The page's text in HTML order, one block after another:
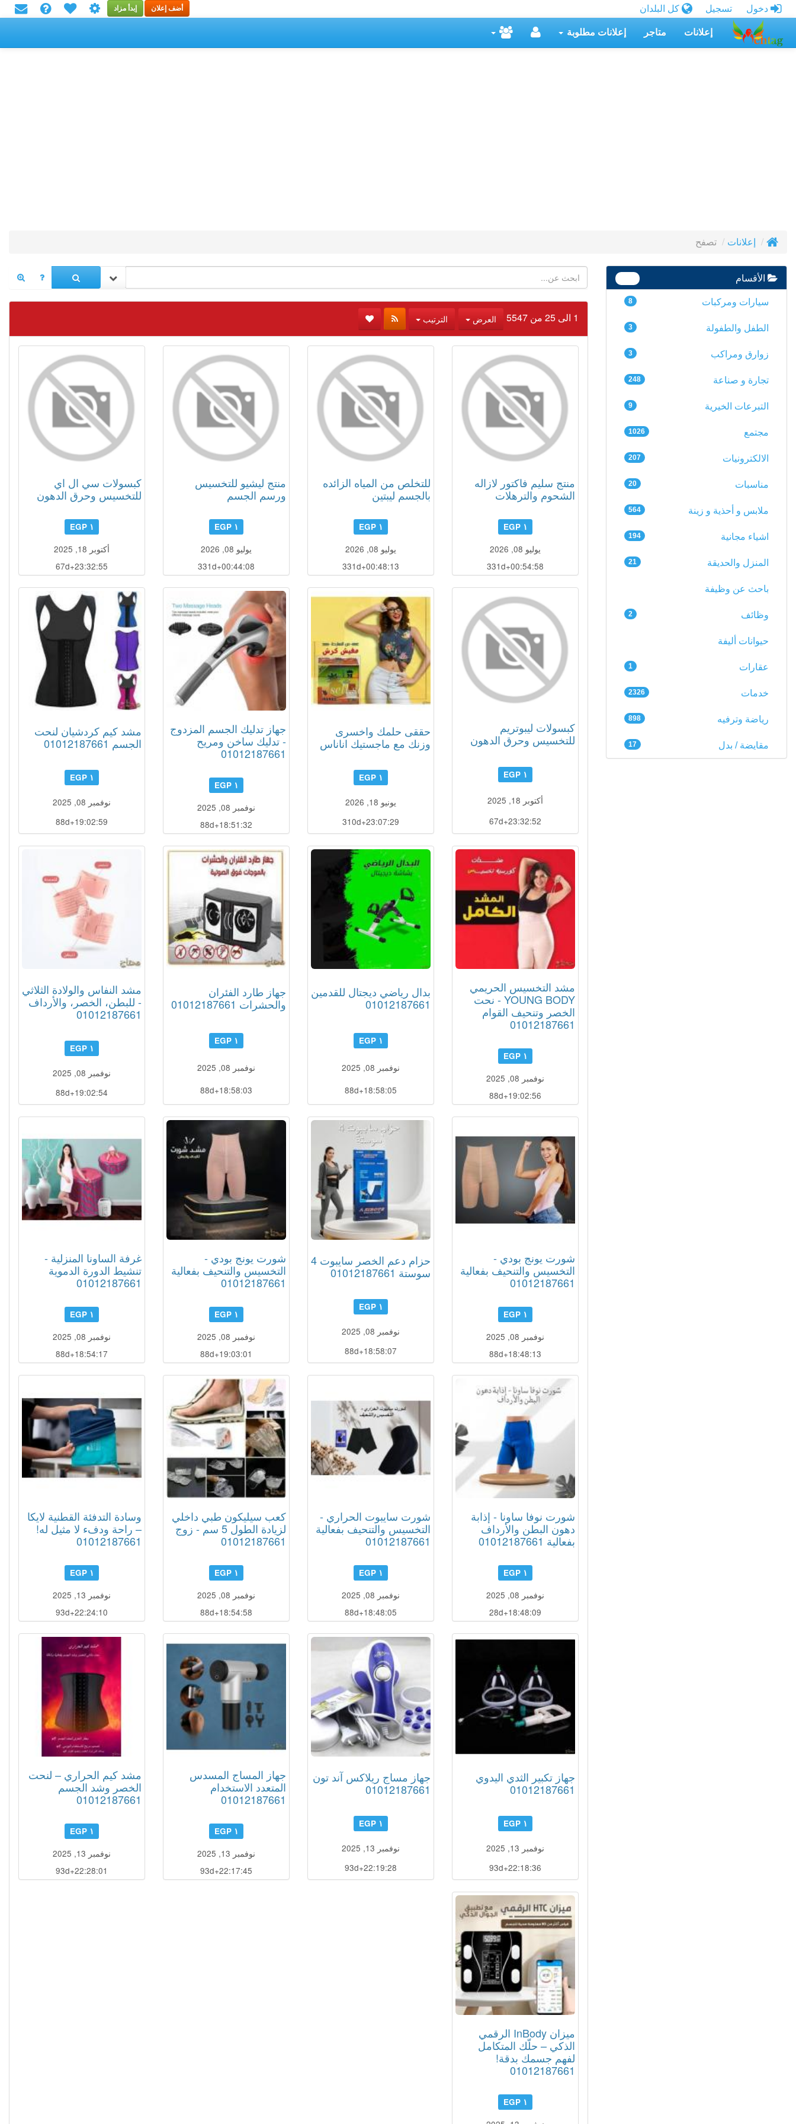
دخول تسجيل كل البلدان أضف إعلان إبدأ مزاد
إعلانات متاجر إعلانات مطلوبة
إعلانات تصفح
الأقسام
سيارات ومركبات 8
الطفل والطفولة 3
زوارق ومراكب 3
تجارة و صناعة 248
التبرعات الخيرية 9
مجتمع 1026
الالكترونيات 207
مناسبات 20
ملابس و أحذية و زينة 564
اشياء مجانية 194
المنزل والحديقة 21
باحث عن وظيفة
وظائف 2
حيوانات أليفة
عقارات 1
خدمات 2326
رياضة وترفيه 898
مقايضة / بدل 17
1 الى 25 من 5547 العرض الترتيب
منتج سليم فاكتور لازاله
الشحوم والترهلات
١ EGP
يوليو 08, 2026
331d+00:54:57
للتخلص من المياه الزائده
بالجسم ليبتين
١ EGP
يوليو 08, 2026
331d+00:48:12
منتج ليشيو للتخسيس
ورسم الجسم
١ EGP
يوليو 08, 2026
331d+00:44:07
كبسولات سي ال اي
للتخسيس وحرق الدهون
١ EGP
أكتوبر 18, 2025
67d+23:32:54
كبسولات ليبوتريم
للتخسيس وحرق الدهون
١ EGP
أكتوبر 18, 2025
67d+23:32:51
حققى حلمك واخسرى
وزنك مع ماجستيك اناناس
١ EGP
يونيو 18, 2026
310d+23:07:28
جهاز تدليك الجسم المزدوج
- تدليك ساخن ومريح
01012187661
١ EGP
نوفمبر 08, 2025
88d+18:51:31
مشد كيم كردشيان لنحت
الجسم 01012187661
١ EGP
نوفمبر 08, 2025
88d+19:02:58
مشد التخسيس الحريمي
YOUNG BODY - نحت
الخصر وتنحيف القوام
01012187661
١ EGP
نوفمبر 08, 2025
88d+19:02:55
بدال رياضي ديجتال للقدمين
01012187661
١ EGP
نوفمبر 08, 2025
88d+18:58:04
جهاز طارد الفئران
والحشرات 01012187661
١ EGP
نوفمبر 08, 2025
88d+18:58:02
مشد النفاس والولادة الثلاثي
- للبطن، الخصر، والأرداف
01012187661
١ EGP
نوفمبر 08, 2025
88d+19:02:53
شورت يونج بودي -
التخسيس والتنحيف بفعالية
01012187661
١ EGP
نوفمبر 08, 2025
88d+18:48:12
حزام دعم الخصر سايبوت 4
سوستة 01012187661
١ EGP
نوفمبر 08, 2025
88d+18:58:06
شورت يونج بودي -
التخسيس والتنحيف بفعالية
01012187661
١ EGP
نوفمبر 08, 2025
88d+19:02:60
غرفة الساونا المنزلية -
تنشيط الدورة الدموية
01012187661
١ EGP
نوفمبر 08, 2025
88d+18:54:16
شورت نوفا ساونا - إذابة
دهون البطن والأرداف
بفعالية 01012187661
١ EGP
نوفمبر 08, 2025
28d+18:48:08
شورت سايبوت الحراري -
التخسيس والتنحيف بفعالية
01012187661
١ EGP
نوفمبر 08, 2025
88d+18:48:04
كعب سيليكون طبي داخلي
لزيادة الطول 5 سم - زوج
01012187661
١ EGP
نوفمبر 08, 2025
88d+18:54:57
وسادة التدفئة القطنية لايكا
– راحة ودفء لا مثيل له!
01012187661
١ EGP
نوفمبر 13, 2025
93d+22:24:09
جهاز تكبير الثدي اليدوي
01012187661
١ EGP
نوفمبر 13, 2025
93d+22:18:35
جهاز مساج ريلاكس آند تون
01012187661
١ EGP
نوفمبر 13, 2025
93d+22:19:27
جهاز المساج المسدس
المتعدد الاستخدام
01012187661
١ EGP
نوفمبر 13, 2025
93d+22:17:44
مشد كيم الحراري – لنحت
الخصر وشد الجسم
01012187661
١ EGP
نوفمبر 13, 2025
93d+22:27:60
ميزان InBody الرقمي
الذكي – حلّك المتكامل
لفهم جسمك بدقة!
01012187661
١ EGP